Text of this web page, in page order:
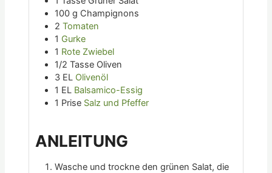
100 g Champignons
2 Tomaten
1 Gurke
1 Rote Zwiebel
1/2 Tasse Oliven
3 EL Olivenöl
1 EL Balsamico-Essig
1 Prise Salz und Pfeffer
ANLEITUNG
Wasche und trockne den grünen Salat, die